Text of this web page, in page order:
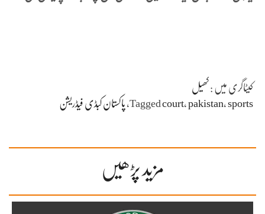
کیٹاگری میں : کھیل
Tagged court، pakistan، sports ، پاکستان کبڈی فیڈریشن
مزید پڑھیں